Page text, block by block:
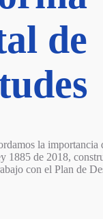
de
la
1885 de 2018,
con el Plan de